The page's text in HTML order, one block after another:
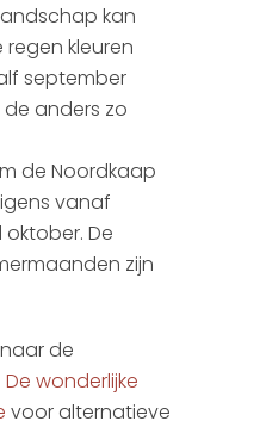
kan
kleuren
september
anders zo
de Noordkaap
vanaf
De
zijn
de
De wonderlijke
voor alternatieve